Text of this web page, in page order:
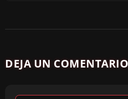
DEJA UN COMENTARIO